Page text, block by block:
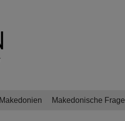
Makedonische Frage